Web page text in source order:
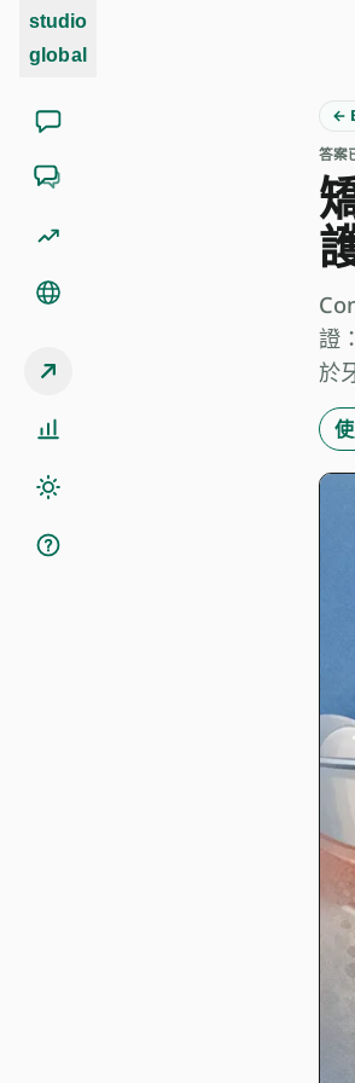
studio
global
←
答案
證
於